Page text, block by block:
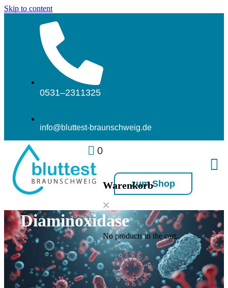
Skip to content
0531–2311325
info@bluttest-braunschweig.de
zum Shop
0
Warenkorb
No products in the cart.
Diaminoxidase